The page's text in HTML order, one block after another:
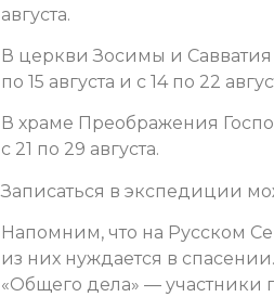
августа.
В церкви Зосимы и
по 15 августа и с 14 по 22
В храме Преображения
с 21 по 29 августа.
Записаться в экспедиции
Напомним, что на Русском
из них нуждается в
«Общего дела» — участники